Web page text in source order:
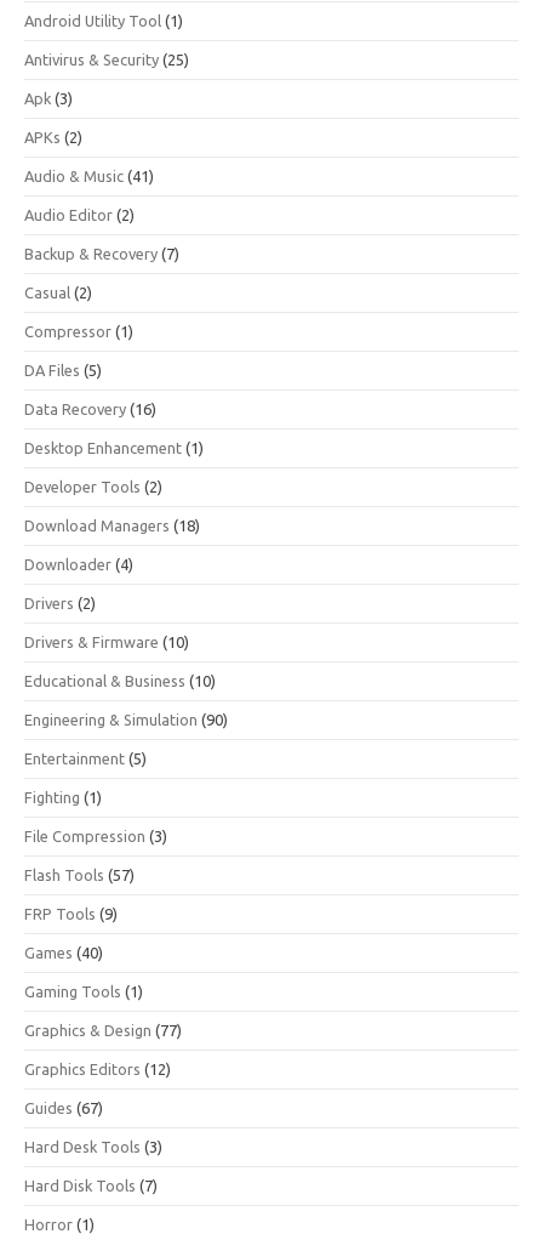
Android Utility Tool (1)
Antivirus & Security (25)
Apk (3)
APKs (2)
Audio & Music (41)
Audio Editor (2)
Backup & Recovery (7)
Casual (2)
Compressor (1)
DA Files (5)
Data Recovery (16)
Desktop Enhancement (1)
Developer Tools (2)
Download Managers (18)
Downloader (4)
Drivers (2)
Drivers & Firmware (10)
Educational & Business (10)
Engineering & Simulation (90)
Entertainment (5)
Fighting (1)
File Compression (3)
Flash Tools (57)
FRP Tools (9)
Games (40)
Gaming Tools (1)
Graphics & Design (77)
Graphics Editors (12)
Guides (67)
Hard Desk Tools (3)
Hard Disk Tools (7)
Horror (1)